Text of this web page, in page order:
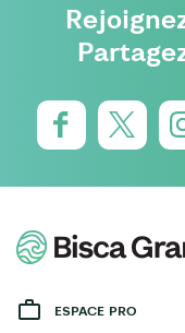
ESPACE PRO